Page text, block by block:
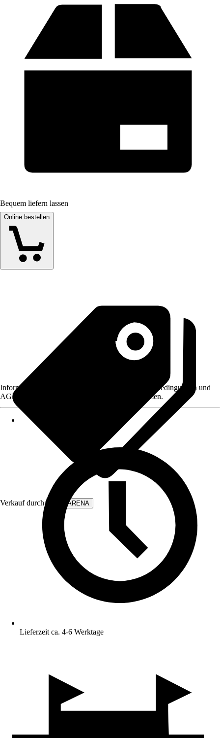
Bequem liefern lassen
Online bestellen
Verkauf durch: WALLARENA
Informationen des Verkäufers, wie z. B. Rückgabebedingungen und
AGB, finden Sie bei Klick auf den Verkäufernamen.
Lieferzeit ca. 4-6 Werktage